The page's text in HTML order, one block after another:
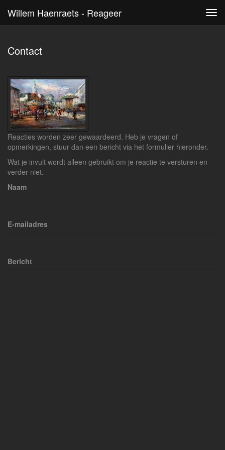
Willem Haenraets - Reageer
Contact
Reacties worden zeer gewaardeerd. Heb je vragen of
opmerkingen, stuur dan een bericht via het formulier hieronder.
Wat je invult wordt alleen gebruikt om je reactie te versturen en
verder niet.
Naam
E-mailadres
Bericht